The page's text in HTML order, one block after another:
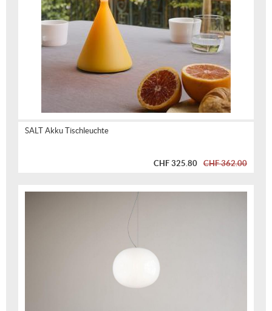
SALT Akku Tischleuchte
CHF 325.80 CHF 362.00